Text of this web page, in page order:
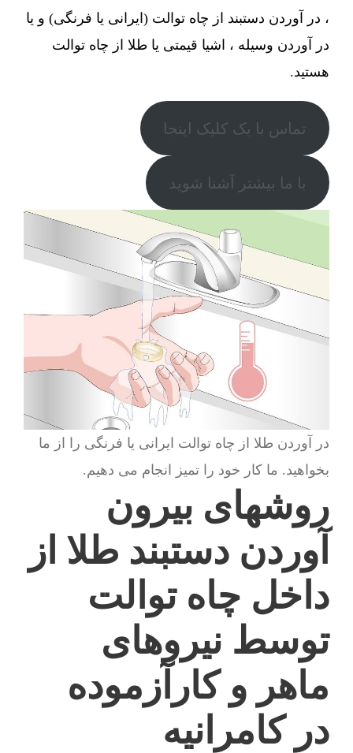
، در آوردن دستبند از چاه توالت (ایرانی یا فرنگی) و یا
در آوردن وسیله ، اشیا قیمتی یا طلا از چاه توالت
هستید.
تماس با یک کلیک اینجا
با ما بیشتر آشنا شوید
در آوردن طلا از چاه توالت ایرانی یا فرنگی را از ما
بخواهید. ما کار خود را تمیز انجام می دهیم.
روشهای بیرون
آوردن دستبند طلا از
داخل چاه توالت
توسط نیروهای
ماهر و کارآزموده
در کامرانیه